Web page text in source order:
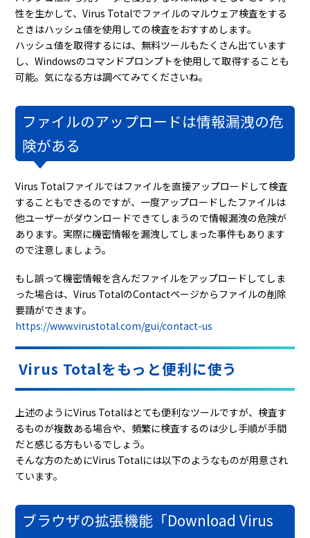
性を生かして、Virus Totalでファイルのマルウェア検査をする
ときはハッシュ値を使用しての検査をおすすめします。
ハッシュ値を取得するには、無料ツールもたくさん出ています
し、Windowsのコマンドプロンプトを使用して取得することも
可能。気になる方は調べてみてくださいね。
ファイルのアップロードは情報漏洩の危
険がある
Virus Totalファイルではファイルを直接アップロードして検査
することもできるのですが、一度アップロードしたファイルは
他ユーザーがダウンロードできてしまうので情報漏洩の危険が
あります。実際に機密情報を漏洩してしまった事件もあります
ので注意しましょう。
もし誤って機密情報を含んだファイルをアップロードしてしま
った場合は、Virus TotalのContactページからファイルの削除
要請ができます。
https://www.virustotal.com/gui/contact-us
Virus Totalをもっと便利に使う
上述のようにVirus Totalはとても便利なツールですが、検査す
るものが複数ある場合や、頻繁に検査するのは少し手順が手間
だと感じる方もいるでしょう。
そんな方のためにVirus Totalには以下のようなものが用意され
ています。
ブラウザの拡張機能「Download Virus